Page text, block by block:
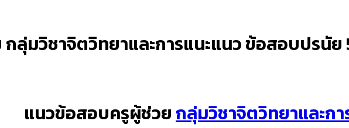
ลุ่มวิชาจิตวิทยาและการแนะแนว ข้อสอบปรนัย
แนวข้อสอบครูผู้ช่วยกลุ่มวิชาจิตวิทยาและก